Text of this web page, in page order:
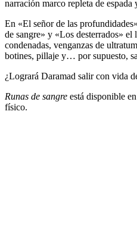
narración marco repleta de espada
En «El señor de las
de sangre» y «Los desterrados»
condenadas, venganzas de
botines, pillaje y… por supuesto,
¿Logrará Daramad salir con vida
Runas de sangre está disponible en
físico.